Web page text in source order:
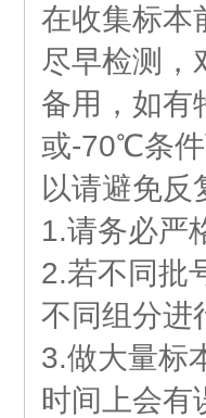
在收集标本
尽早检测，
备用，如有
或-70℃条件
以请避免反
1.请务必严
2.若不同批
不同组分进
3.做大量标
时间上会有